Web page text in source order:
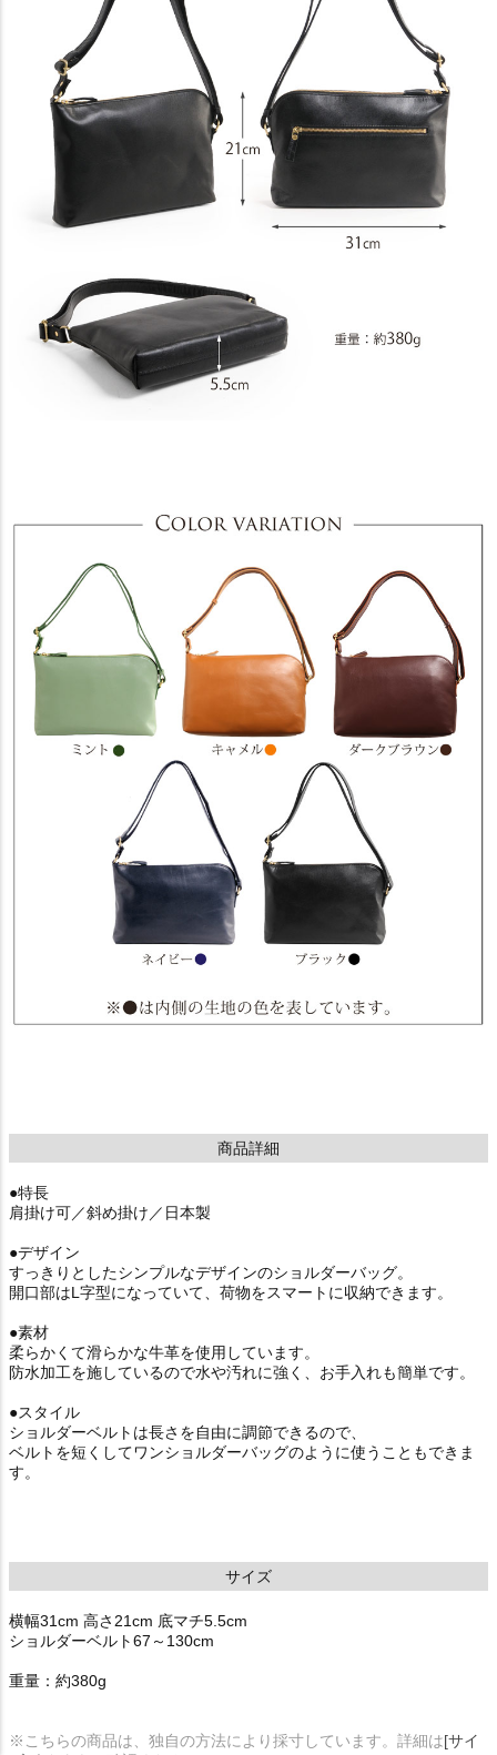
商品詳細
●特長
肩掛け可／斜め掛け／日本製
●デザイン
すっきりとしたシンプルなデザインのショルダーバッグ。
開口部はL字型になっていて、荷物をスマートに収納できます。
●素材
柔らかくて滑らかな牛革を使用しています。
防水加工を施しているので水や汚れに強く、お手入れも簡単です。
●スタイル
ショルダーベルトは長さを自由に調節できるので、
ベルトを短くしてワンショルダーバッグのように使うこともできま
す。
サイズ
横幅31cm 高さ21cm 底マチ5.5cm
ショルダーベルト67～130cm
重量：約380g
※こちらの商品は、独自の方法により採寸しています。詳細は[サイ